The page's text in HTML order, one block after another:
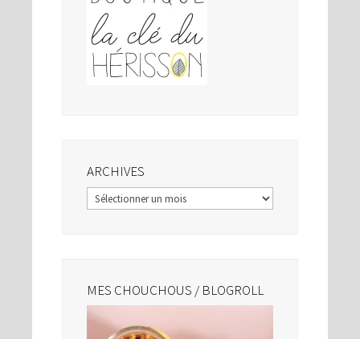
ARCHIVES
Archives
MES CHOUCHOUS / BLOGROLL